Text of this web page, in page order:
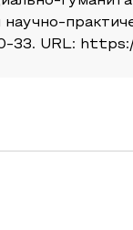
33. URL: